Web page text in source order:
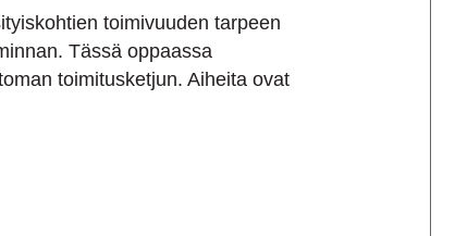
toimivuuden tarpeen
Tässä oppaassa
toimitusketjun. Aiheita ovat